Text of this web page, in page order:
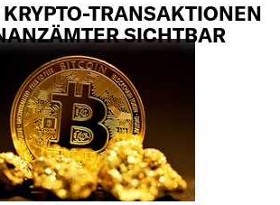
TRANSAKTIONEN
SICHTBAR